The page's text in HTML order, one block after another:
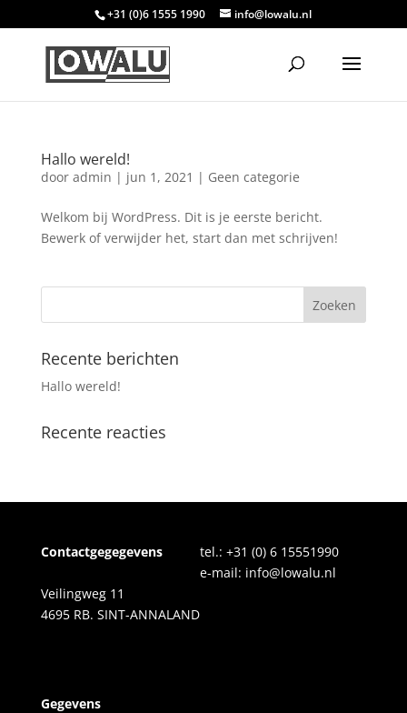
+31 (0)6 1555 1990 info@lowalu.nl
Hallo wereld!
door admin | jun 1, 2021 | Geen categorie
Welkom bij WordPress. Dit is je eerste bericht.
Bewerk of verwijder het, start dan met schrijven!
Recente berichten
Hallo wereld!
Recente reacties
Contactgegegevens
Veilingweg 11
4695 RB. SINT-ANNALAND
tel.: +31 (0) 6 15551990
e-mail: info@lowalu.nl
Gegevens